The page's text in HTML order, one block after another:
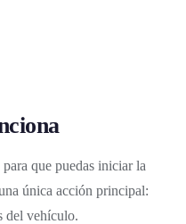
que puedas iniciar la
única acción principal:
del vehículo.